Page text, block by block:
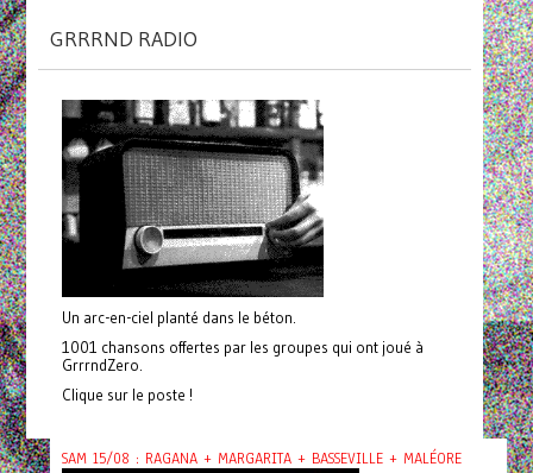
GRRRND RADIO
Un arc-en-ciel planté dans le béton.
1001 chansons offertes par les groupes qui ont joué à
GrrrndZero.
Clique sur le poste !
SAM 15/08 : RAGANA + MARGARITA + BASSEVILLE + MALÉORE